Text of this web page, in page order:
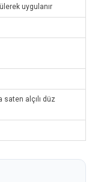
uygulanır
saten alçılı düz